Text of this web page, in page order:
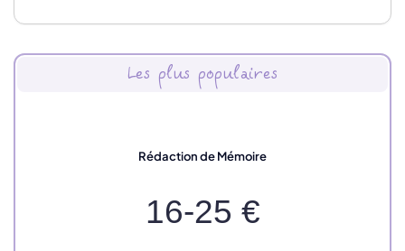
Les plus populaires
Rédaction de Mémoire
16-25 €